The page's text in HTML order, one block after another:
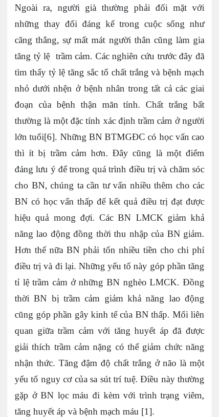
Ngoài ra, người già thường phải đối mặt với
những thay đổi đáng kể trong cuộc sống như
căng thẳng, sự mất mát người thân cũng làm gia
tăng tỷ lệ trầm cảm. Các nghiên cứu trước đây đã
tìm thấy tỷ lệ tăng sắc tố chất trắng và bệnh mạch
nhỏ dưới nhện ở bệnh nhân trong tất cả các giai
đoạn của bệnh thận mãn tính. Chất trắng bất
thường là một đặc tính xác định trầm cảm ở người
lớn tuổi[6]. Những BN BTMGĐC có học vấn cao
thì ít bị trầm cảm hơn. Đây cũng là một điểm
đáng lưu ý để trong quá trình điều trị và chăm sóc
cho BN, chúng ta cần tư vấn nhiều thêm cho các
BN có học vấn thấp để kết quả điều trị đạt được
hiệu quả mong đợi. Các BN LMCK giảm khả
năng lao động đồng thời thu nhập của BN giảm.
Hơn thế nữa BN phải tốn nhiều tiền cho chi phí
điều trị và đi lại. Những yếu tố này góp phần tăng
tỉ lệ trầm cảm ở những BN nghèo LMCK. Đồng
thời BN bị trầm cảm giảm khả năng lao động
cũng góp phần gây kinh tế của BN thấp. Mối liên
quan giữa trầm cảm với tăng huyết áp đã được
giải thích trầm cảm nặng có thể giảm chức năng
nhận thức. Tăng đậm độ chất trắng ở não là một
yếu tố nguy cơ của sa sút trí tuệ. Điều này thường
gặp ở BN lọc máu đi kèm với trình trạng viêm,
tăng huyết áp và bệnh mạch máu [1].